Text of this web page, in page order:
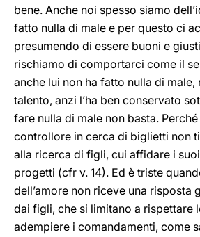
bene. Anche noi spesso siamo
fatto nulla di male e per questo ci
presumendo di essere buoni e
rischiamo di comportarci come il
anche lui non ha fatto nulla di male,
talento, anzi l’ha ben conservato
fare nulla di male non basta.
controllore in cerca di biglietti non
alla ricerca di figli, cui affidare i
progetti (cfr v. 14). Ed è triste
dell’amore non riceve una risposta
dai figli, che si limitano a rispettare
adempiere i comandamenti, come